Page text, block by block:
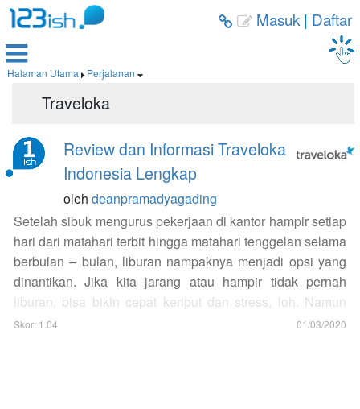
  Masuk| Daftar

Halaman Utama  Perjalanan 
Traveloka
Review dan Informasi Traveloka
Indonesia Lengkap
olehdeanpramadyagading
Setelah sibuk mengurus pekerjaan di kantor hampir setiap
hari dari matahari terbit hingga matahari tenggelan selama
berbulan – bulan, liburan nampaknya menjadi opsi yang
dinantikan. Jika kita jarang atau hampir tidak pernah
liburan, bisa bikin cepat keriput dan stress, loh. Namun
tentunya liburan membutuhkan waktu dan perencanaan
Skor: 1.04 01/03/2020